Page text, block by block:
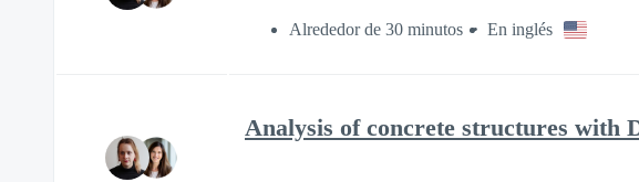
Alrededor de 30 minutos En inglés
Analysis of concrete structures with